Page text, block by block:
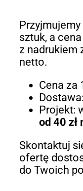
sztuk, a
z nadrukiem
netto.
Cena za
Dostawa:
Projekt:
od 40 zł
Skontaktuj
ofertę
do Twoich